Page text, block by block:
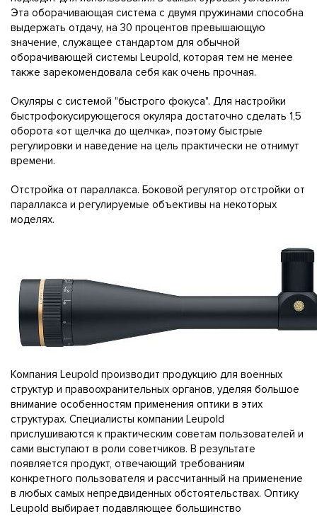
Эта оборачивающая система с двумя пружинами способна
выдержать отдачу, на 30 процентов превышающую
значение, служащее стандартом для обычной
оборачивающей системы Leupold, которая тем не менее
также зарекомендовала себя как очень прочная.
Окуляры с системой "быстрого фокуса". Для настройки
быстрофокусирующегося окуляра достаточно сделать 1,5
оборота «от щелчка до щелчка», поэтому быстрые
регулировки и наведение на цель практически не отнимут
времени.
Отстройка от параллакса. Боковой регулятор отстройки от
параллакса и регулируемые объективы на некоторых
моделях.
Компания Leupold производит продукцию для военных
структур и правоохранительных органов, уделяя большое
внимание особенностям применения оптики в этих
структурах. Специалисты компании Leupold
прислушиваются к практическим советам пользователей и
сами выступают в роли советчиков. В результате
появляется продукт, отвечающий требованиям
конкретного пользователя и рассчитанный на применение
в любых самых непредвиденных обстоятельствах. Оптику
Leupold выбирает подавляющее большинство